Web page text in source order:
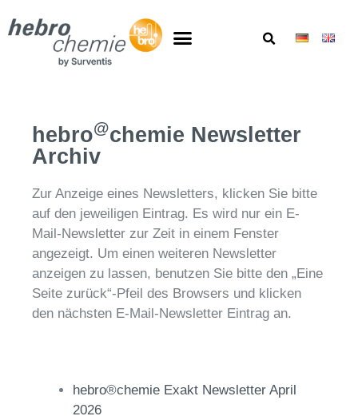
hebro@chemie Newsletter
Archiv
Zur Anzeige eines Newsletters, klicken Sie bitte
auf den jeweiligen Eintrag. Es wird nur ein E-
Mail-Newsletter zur Zeit in einem Fenster
angezeigt. Um einen weiteren Newsletter
anzeigen zu lassen, benutzen Sie bitte den „Eine
Seite zurück“-Pfeil des Browsers und klicken
den nächsten E-Mail-Newsletter Eintrag an.
hebro®chemie Exakt Newsletter April
2026